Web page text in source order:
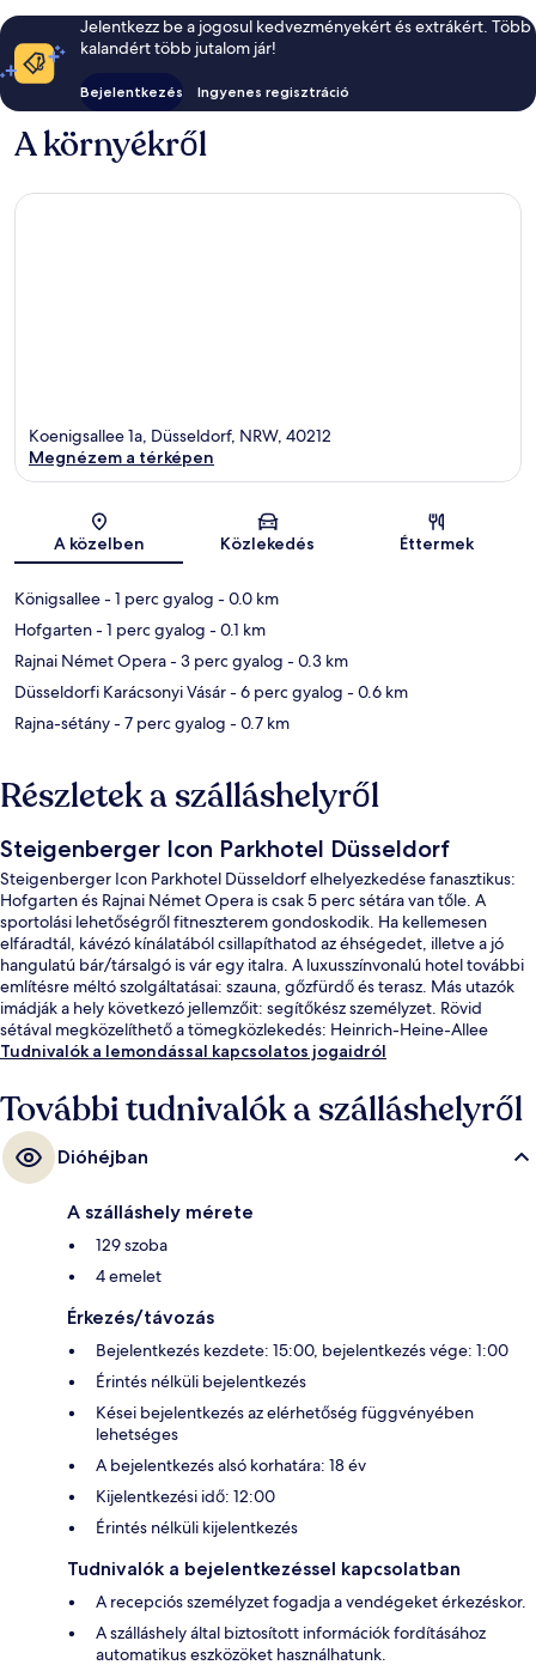
Jelentkezz be a jogosul kedvezményekért és extrákért. Több
kalandért több jutalom jár!
Bejelentkezés Ingyenes regisztráció
A környékről
Térkép
Koenigsallee 1a, Düsseldorf, NRW, 40212
Megnézem a térképen
A közelben Közlekedés Éttermek
Königsallee- 1 perc gyalog - 0.0 km
Hofgarten- 1 perc gyalog - 0.1 km
Rajnai Német Opera- 3 perc gyalog - 0.3 km
Düsseldorfi Karácsonyi Vásár- 6 perc gyalog - 0.6 km
Rajna-sétány- 7 perc gyalog - 0.7 km
Részletek a szálláshelyről
Steigenberger Icon Parkhotel Düsseldorf
Steigenberger Icon Parkhotel Düsseldorf elhelyezkedése fanasztikus:
Hofgarten és Rajnai Német Opera is csak 5 perc sétára van tőle. A
sportolási lehetőségről fitneszterem gondoskodik. Ha kellemesen
elfáradtál, kávézó kínálatából csillapíthatod az éhségedet, illetve a jó
hangulatú bár/társalgó is vár egy italra. A luxusszínvonalú hotel további
említésre méltó szolgáltatásai: szauna, gőzfürdő és terasz. Más utazók
imádják a hely következó jellemzőit: segítőkész személyzet. Rövid
sétával megközelíthető a tömegközlekedés: Heinrich-Heine-Allee
metróállomás 3 perc, Schadowstraße villamosmegálló pedig 5 perc
Tudnivalók a lemondással kapcsolatos jogaidról
További tudnivalók a szálláshelyről
Dióhéjban
A szálláshely mérete
129 szoba
4 emelet
Érkezés/távozás
Bejelentkezés kezdete: 15:00, bejelentkezés vége: 1:00
Érintés nélküli bejelentkezés
Kései bejelentkezés az elérhetőség függvényében
lehetséges
A bejelentkezés alsó korhatára: 18 év
Kijelentkezési idő: 12:00
Érintés nélküli kijelentkezés
Tudnivalók a bejelentkezéssel kapcsolatban
A recepciós személyzet fogadja a vendégeket érkezéskor.
A szálláshely által biztosított információk fordításához
automatikus eszközöket használhatunk.